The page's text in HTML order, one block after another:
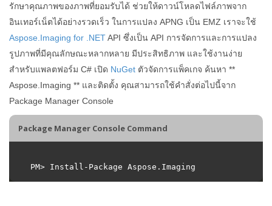
รักษาคุณภาพของภาพที่ยอมรับได้ ช่วยให้ดาวน์โหลดไฟล์ภาพจาก
อินเทอร์เน็ตได้อย่างรวดเร็ว ในการแปลง APNG เป็น EMZ เราจะใช้
Aspose.Imaging for .NETAPI ซึ่งเป็น API การจัดการและการแปลง
รูปภาพที่มีคุณลักษณะหลากหลาย มีประสิทธิภาพ และใช้งานง่าย
สำหรับแพลตฟอร์ม C# เปิด NuGet ตัวจัดการแพ็คเกจ ค้นหา **
Aspose.Imaging ** และติดตั้ง คุณสามารถใช้คำสั่งต่อไปนี้จาก
Package Manager Console
Package Manager Console Command